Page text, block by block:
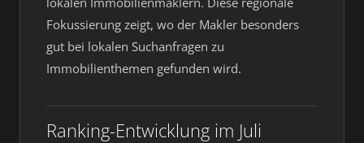
Fokussierung zeigt, wo der Makler besonders
gut bei lokalen Suchanfragen zu
Immobilienthemen gefunden wird.
Ranking-Entwicklung im Juli